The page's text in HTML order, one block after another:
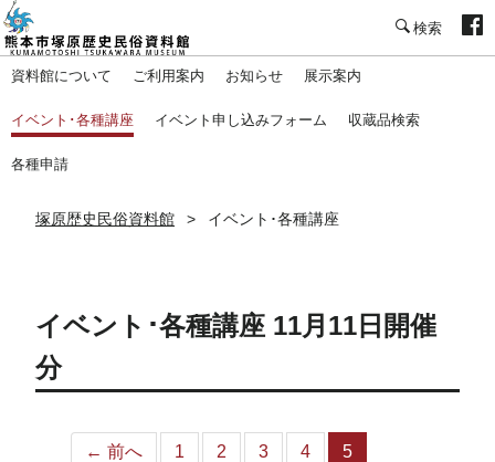
資料館について ご利用案内 お知らせ 展示案内
イベント･各種講座 イベント申し込みフォーム 収蔵品検索
各種申請
塚原歴史民俗資料館 イベント･各種講座
イベント･各種講座 11月11日開催
分
← 前へ 1 2 3 4 5